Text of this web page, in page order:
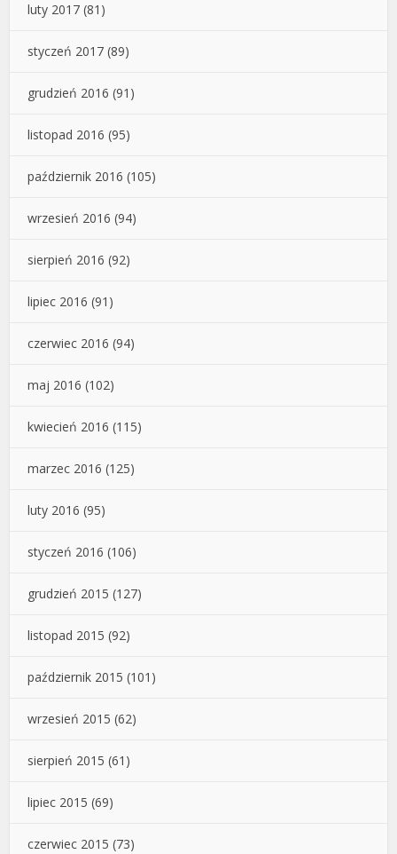
luty 2017 (81)
styczeń 2017 (89)
grudzień 2016 (91)
listopad 2016 (95)
październik 2016 (105)
wrzesień 2016 (94)
sierpień 2016 (92)
lipiec 2016 (91)
czerwiec 2016 (94)
maj 2016 (102)
kwiecień 2016 (115)
marzec 2016 (125)
luty 2016 (95)
styczeń 2016 (106)
grudzień 2015 (127)
listopad 2015 (92)
październik 2015 (101)
wrzesień 2015 (62)
sierpień 2015 (61)
lipiec 2015 (69)
czerwiec 2015 (73)